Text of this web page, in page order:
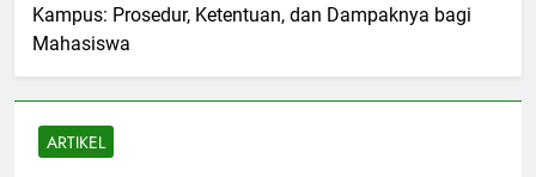
Kampus: Prosedur, Ketentuan, dan Dampaknya bagi
Mahasiswa
ARTIKEL